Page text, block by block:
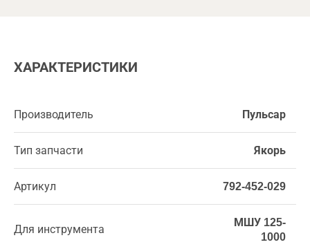
ХАРАКТЕРИСТИКИ
Производитель Пульсар
Тип запчасти Якорь
Артикул 792-452-029
Для инструмента
МШУ 125-
1000